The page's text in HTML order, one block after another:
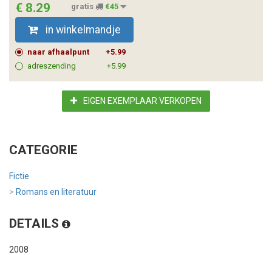
€ 8.29 gratis €45
in winkelmandje
naar afhaalpunt
+5.99
adreszending
+5.99
EIGEN EXEMPLAAR VERKOPEN
CATEGORIE
Fictie
> Romans en literatuur
DETAILS
2008